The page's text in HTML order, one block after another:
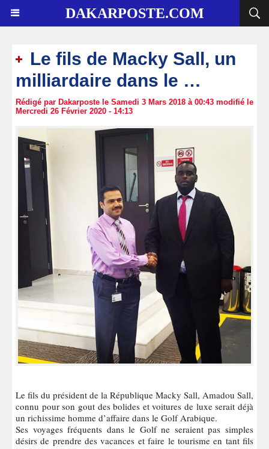
DAKARPOSTE.COM
Le fils de Macky Sall, un
milliardaire dans le …
Rédigé par Dakarposte le Samedi 3 Mars 2018 à 00:43 modifié le
Mercredi 26 Février 2020 - 14:13
Le fils du président de la République Macky Sall, Amadou Sall,
connu pour son gout des bolides et voitures de luxe serait déjà
un richissime homme d’affaire dans le Golf Arabique.
Ses voyages fréquents dans le Golf ne seraient pas simples
désirs de prendre des vacances et faire le tourisme en tant fils